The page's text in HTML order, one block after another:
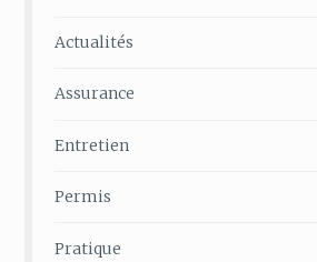
Actualités
Assurance
Entretien
Permis
Pratique